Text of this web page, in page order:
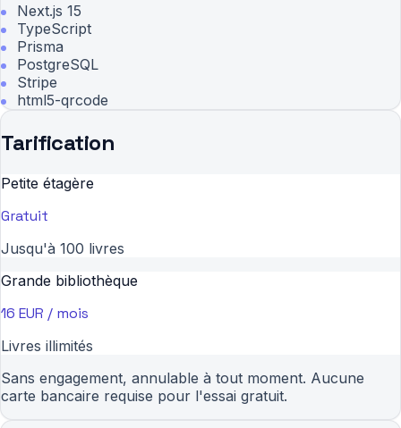
Next.js 15
TypeScript
Prisma
PostgreSQL
Stripe
html5-qrcode
Tarification
Petite étagère
Gratuit
Jusqu'à 100 livres
Grande bibliothèque
16 EUR / mois
Livres illimités
Sans engagement, annulable à tout moment. Aucune
carte bancaire requise pour l'essai gratuit.